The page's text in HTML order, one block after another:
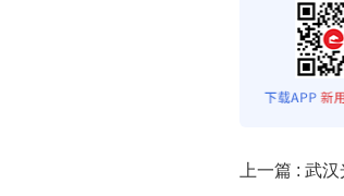
上一篇 : 武汉